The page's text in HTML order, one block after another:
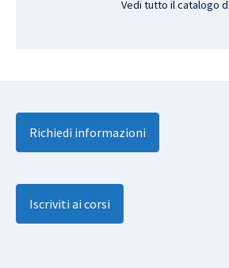
Vedi tutto il catalogo
Richiedi informazioni
Iscriviti ai corsi